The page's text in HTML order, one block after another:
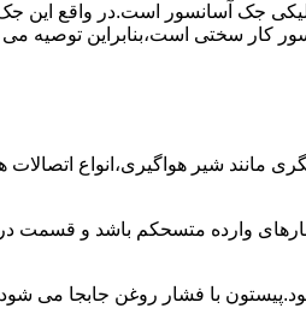
جک آسانسور است.در واقع این
کار سختی است،بنابراین توصیه
شیر هواگیری،انواع اتصالات
وارده متسحکم باشد و قسمت
با فشار روغن جابجا می